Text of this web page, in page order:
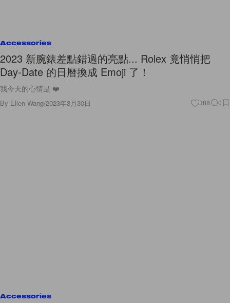
Accessories
2023 新腕錶差點錯過的亮點... Rolex 竟悄悄把
Day-Date 的日曆換成 Emoji 了！
我今天的心情是 ❤️
By Ellen Wang/2023年3月30日 388 0
Accessories